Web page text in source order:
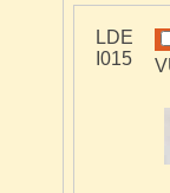
LDE
I015